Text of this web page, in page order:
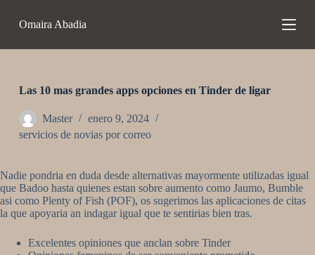
t
n
n
i
d
o
Omaira Abadia
Las 10 mas grandes apps opciones en Tinder de ligar
Master
enero 9, 2024
servicios de novias por correo
Nadie pondri­a en duda desde alternativas mayormente utilizadas igual
que Badoo hasta quienes estan sobre aumento como Jaumo, Bumble
asi­ como Plenty of Fish (POF), os sugerimos las aplicaciones de citas
la que apoyaria an indagar igual que te sentirias bien tras.
Excelentes opiniones que anclan sobre Tinder